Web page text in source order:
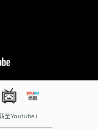
至Youtube)